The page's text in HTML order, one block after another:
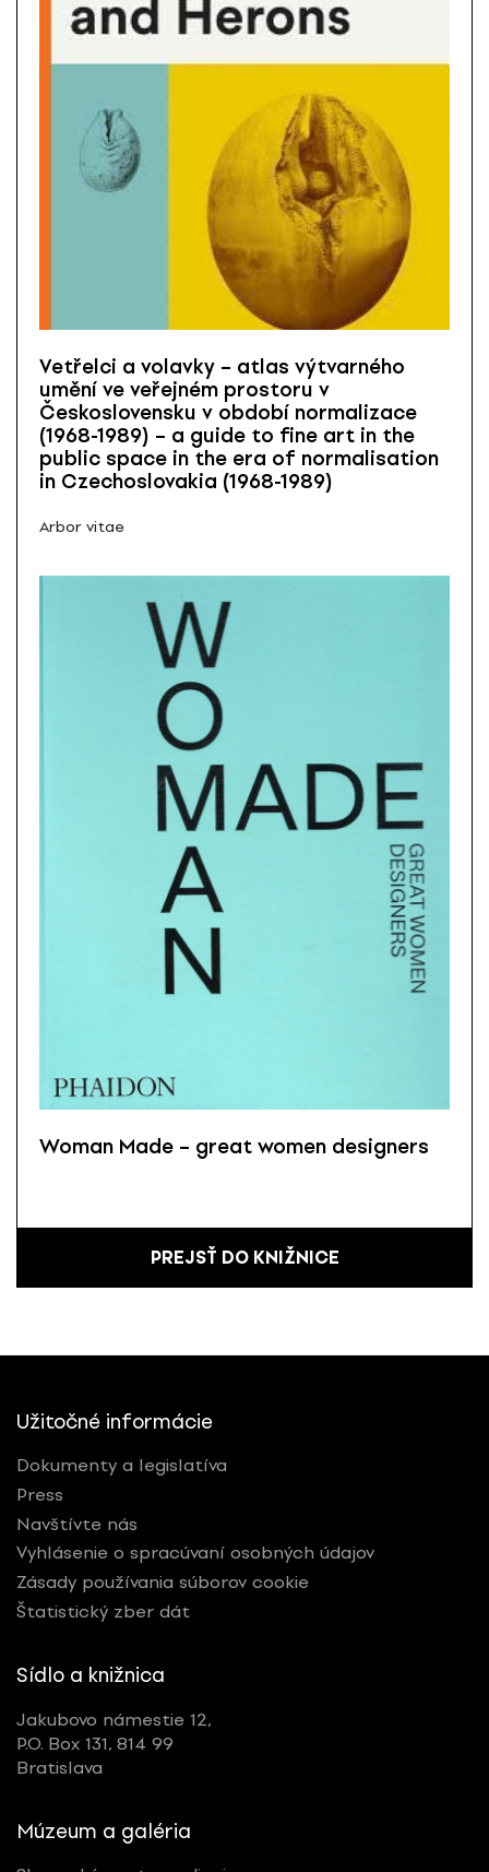
Vetřelci a volavky – atlas výtvarného
umění ve veřejném prostoru v
Československu v období normalizace
(1968-1989) – a guide to fine art in the
public space in the era of normalisation
in Czechoslovakia (1968-1989)
Arbor vitae
Woman Made – great women designers
PREJSŤ DO KNIŽNICE
Užitočné informácie
Dokumenty a legislatíva
Press
Navštívte nás
Vyhlásenie o spracúvaní osobných údajov
Zásady používania súborov cookie
Štatistický zber dát
Sídlo a knižnica
Jakubovo námestie 12,
P.O. Box 131, 814 99
Bratislava
Múzeum a galéria